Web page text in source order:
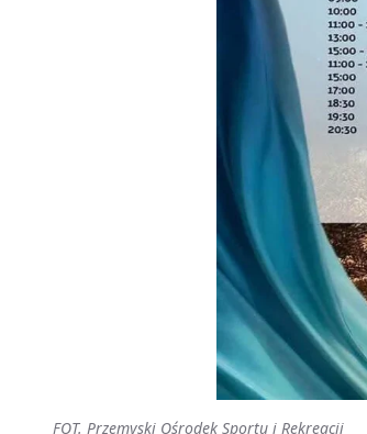
FOT. Przemyski Ośrodek Sportu i Rekreacji